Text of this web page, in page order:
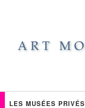
LES MUSÉES PRIVÉS